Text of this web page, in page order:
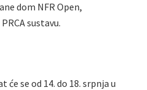
dom NFR Open,
sustavu.
će se od 14. do 18. srpnja u